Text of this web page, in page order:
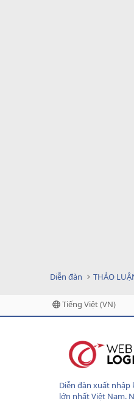
Diễn đàn THẢO
Tiếng Việt (VN)
Diễn đàn xuất nhập
lớn nhất Việt Nam.